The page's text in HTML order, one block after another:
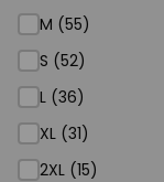
M (55)
S (52)
L (36)
XL (31)
2XL (15)